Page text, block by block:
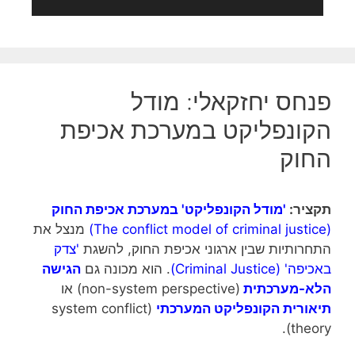
פנחס יחזקאלי: מודל
הקונפליקט במערכת אכיפת
החוק
תקציר: 'מודל הקונפליקט' במערכת אכיפת החוק
(The conflict model of criminal justice)
מנצל את
התחרותיות שבין ארגוני אכיפת החוק, להשגת 'צדק
באכיפה' (Criminal Justice)
. הוא מכונה גם הגישה
הלא-מערכתית (non-system perspective) או
תיאורית הקונפליקט המערכתי (system conflict
theory).